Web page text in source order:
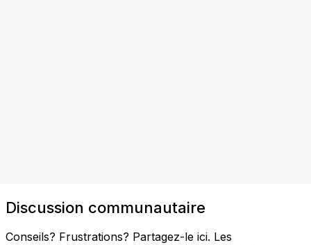
Discussion communautaire
Conseils? Frustrations? Partagez-le ici. Les